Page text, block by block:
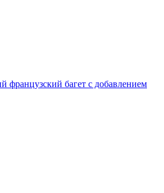
французский багет с добавлением